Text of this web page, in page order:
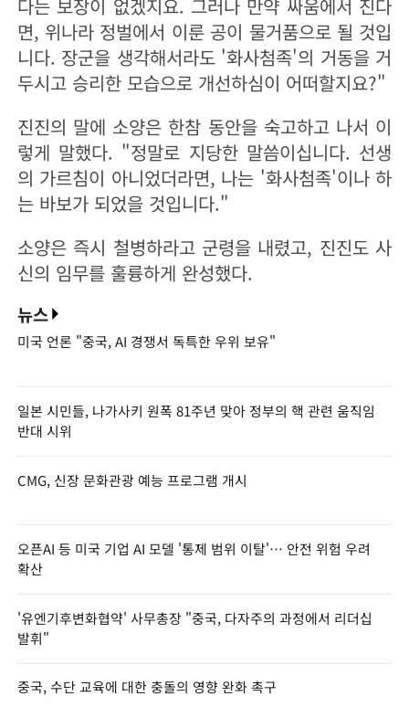
다는 보장이 없겠지요. 그러나 만약 싸움에서 진다
면, 위나라 정벌에서 이룬 공이 물거품으로 될 것입
니다. 장군을 생각해서라도 '화사첨족'의 거동을 거
두시고 승리한 모습으로 개선하심이 어떠할지요?"
진진의 말에 소양은 한참 동안을 숙고하고 나서 이
렇게 말했다. "정말로 지당한 말씀이십니다. 선생
의 가르침이 아니었더라면, 나는 '화사첨족'이나 하
는 바보가 되었을 것입니다."
소양은 즉시 철병하라고 군령을 내렸고, 진진도 사
신의 임무를 훌륭하게 완성했다.
뉴스
미국 언론 "중국, AI 경쟁서 독특한 우위 보유"
일본 시민들, 나가사키 원폭 81주년 맞아 정부의 핵 관련 움직임
반대 시위
CMG, 신장 문화관광 예능 프로그램 개시
오픈AI 등 미국 기업 AI 모델 '통제 범위 이탈'… 안전 위험 우려
확산
'유엔기후변화협약' 사무총장 "중국, 다자주의 과정에서 리더십
발휘"
중국, 수단 교육에 대한 충돌의 영향 완화 촉구